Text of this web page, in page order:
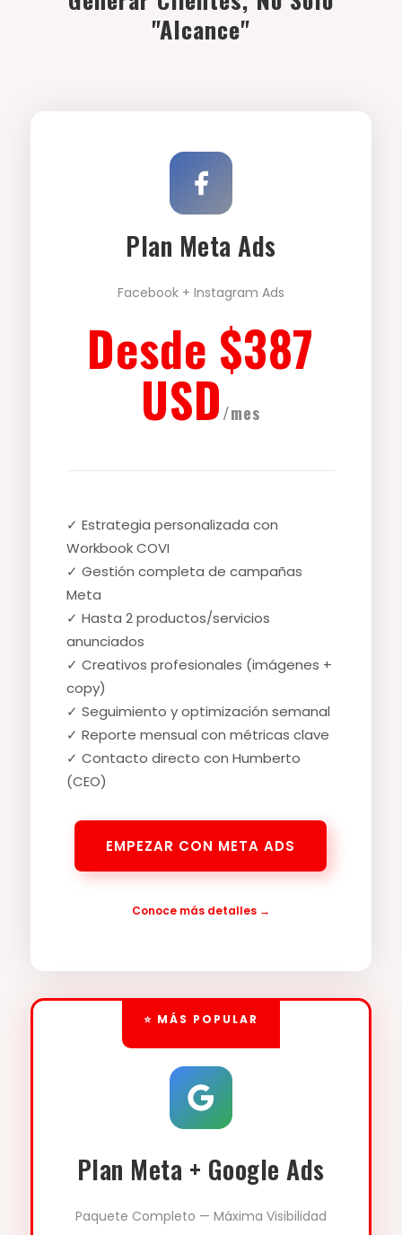
"Alcance"
Plan Meta Ads
Facebook + Instagram Ads
Desde $387
USD/mes
✓ Estrategia personalizada con
Workbook COVI
✓ Gestión completa de campañas
Meta
✓ Hasta 2 productos/servicios
anunciados
✓ Creativos profesionales (imágenes +
copy)
✓ Seguimiento y optimización semanal
✓ Reporte mensual con métricas clave
✓ Contacto directo con Humberto
(CEO)
EMPEZAR CON META ADS
Conoce más detalles →
⭐ MÁS POPULAR
Plan Meta + Google Ads
Paquete Completo — Máxima Visibilidad